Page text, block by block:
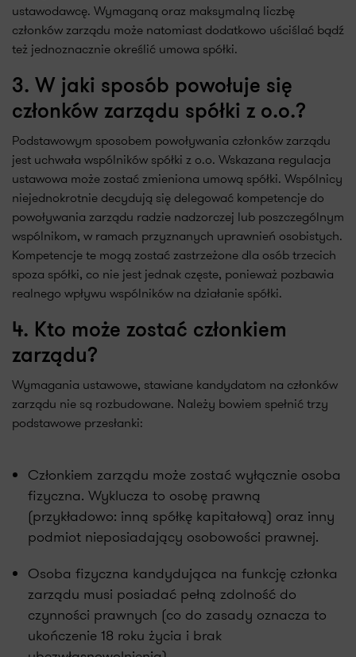
ustawodawcę. Wymaganą oraz maksymalną liczbę
członków zarządu może natomiast dodatkowo uściślać bądź
też jednoznacznie określić umowa spółki.
3. W jaki sposób powołuje się
członków zarządu spółki z o.o.?
Podstawowym sposobem powoływania członków zarządu
jest uchwała wspólników spółki z o.o. Wskazana regulacja
ustawowa może zostać zmieniona umową spółki. Wspólnicy
niejednokrotnie decydują się delegować kompetencje do
powoływania zarządu radzie nadzorczej lub poszczególnym
wspólnikom, w ramach przyznanych uprawnień osobistych.
Kompetencje te mogą zostać zastrzeżone dla osób trzecich
spoza spółki, co nie jest jednak częste, ponieważ pozbawia
realnego wpływu wspólników na działanie spółki.
4. Kto może zostać członkiem
zarządu?
Wymagania ustawowe, stawiane kandydatom na członków
zarządu nie są rozbudowane. Należy bowiem spełnić trzy
podstawowe przesłanki:
Członkiem zarządu może zostać wyłącznie osoba
fizyczna. Wyklucza to osobę prawną
(przykładowo: inną spółkę kapitałową) oraz inny
podmiot nieposiadający osobowości prawnej.
Osoba fizyczna kandydująca na funkcję członka
zarządu musi posiadać pełną zdolność do
czynności prawnych (co do zasady oznacza to
ukończenie 18 roku życia i brak